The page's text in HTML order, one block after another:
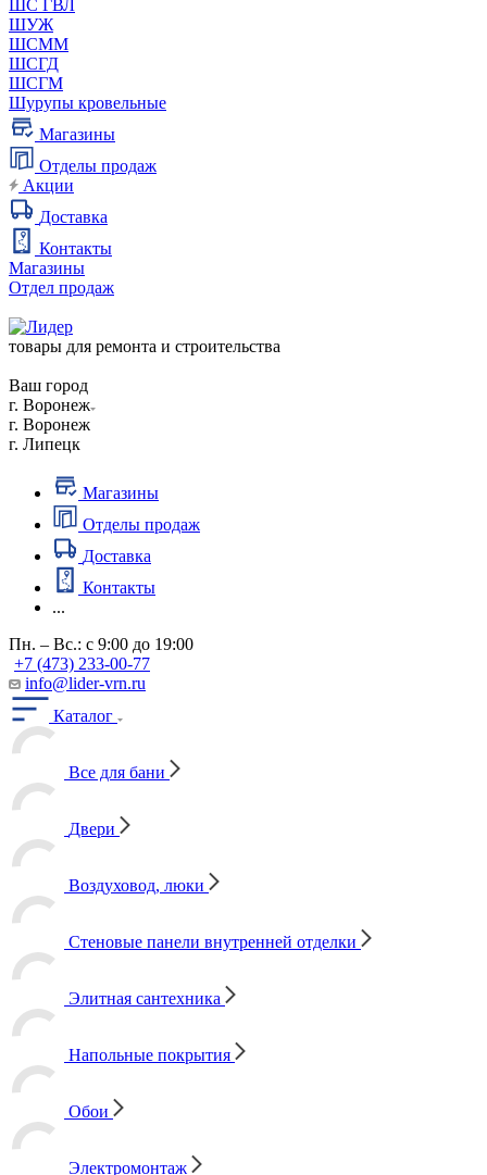
ШС ГВЛ
ШУЖ
ШСММ
ШСГД
ШСГМ
Шурупы кровельные
Магазины
Отделы продаж
Акции
Доставка
Контакты
Магазины
Отдел продаж
товары для ремонта и строительства
Ваш город
г. Воронеж
г. Воронеж
г. Липецк
Магазины
Отделы продаж
Доставка
Контакты
...
Пн. – Вс.: с 9:00 до 19:00
+7 (473) 233-00-77
info@lider-vrn.ru
Каталог
Все для бани
Двери
Воздуховод, люки
Стеновые панели внутренней отделки
Элитная сантехника
Напольные покрытия
Обои
Электромонтаж